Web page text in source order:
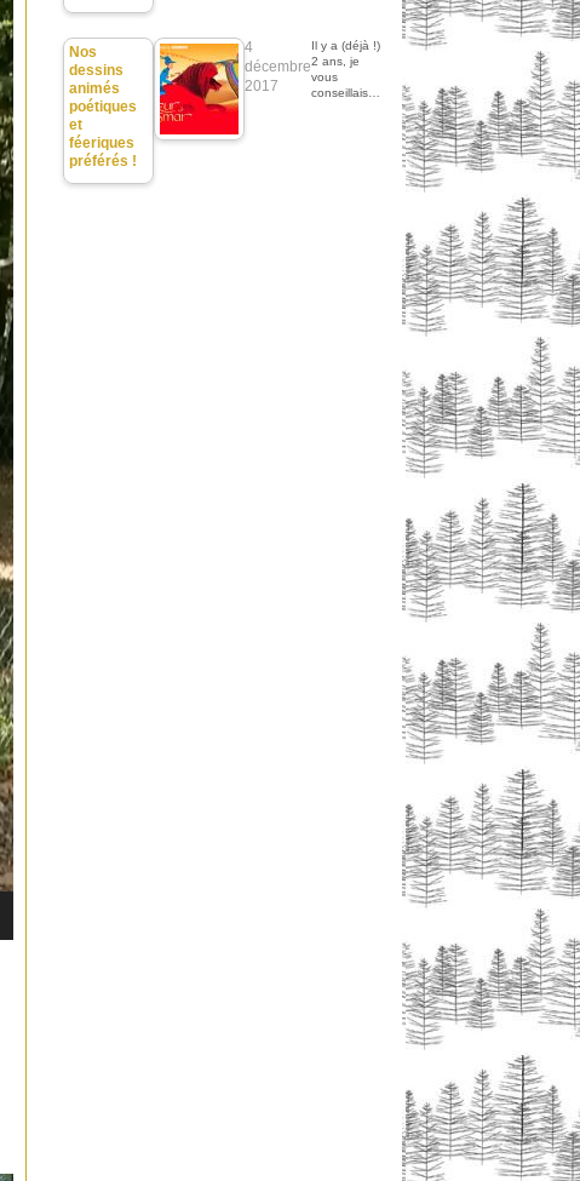
Nos
dessins
animés
poétiques
et
féeriques
préférés !
4
décembre
2017
Il y a (déjà !)
2 ans, je
vous
conseillais…